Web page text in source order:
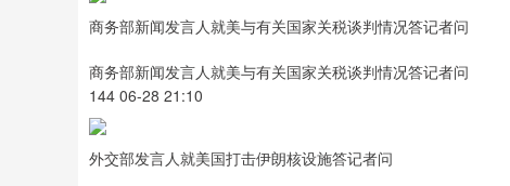
商务部新闻发言人就美与有关国家关税谈判情况答记者问
商务部新闻发言人就美与有关国家关税谈判情况答记者问
144 06-28 21:10
外交部发言人就美国打击伊朗核设施答记者问